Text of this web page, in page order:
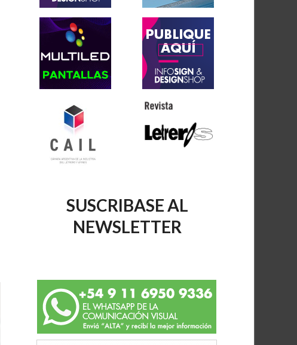
SUSCRIBASE AL
NEWSLETTER